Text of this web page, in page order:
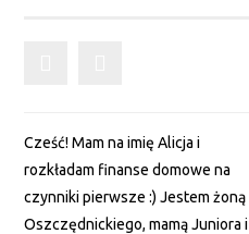
Cześć! Mam na imię Alicja i
rozkładam finanse domowe na
czynniki pierwsze :) Jestem żoną
Oszczędnickiego, mamą Juniora i